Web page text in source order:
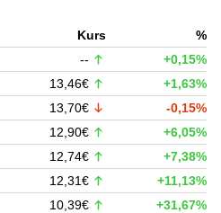
Kurs
%
--
+0,15%
13,46€
+1,63%
13,70€
-0,15%
12,90€
+6,05%
12,74€
+7,38%
12,31€
+11,13%
10,39€
+31,67%